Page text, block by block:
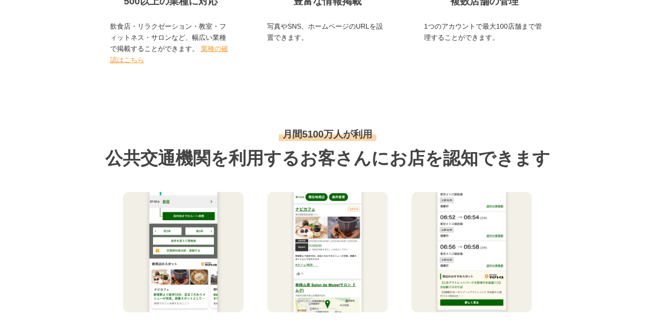
飲食店・リラクゼーション・教室・フ
ィットネス・サロンなど、幅広い業種
で掲載することができます。 業種の確
認はこちら
写真やSNS、ホームページのURLを設
置できます。
1つのアカウントで最大100店舗まで管
理することができます。
月間5100万人が利用
公共交通機関を利用するお客さんにお店を認知できます